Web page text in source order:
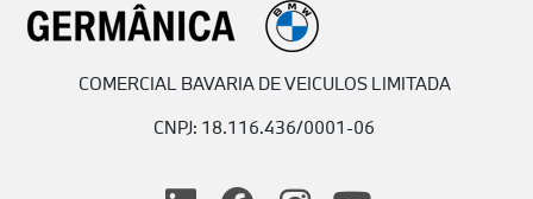
COMERCIAL BAVARIA DE VEICULOS LIMITADA
CNPJ: 18.116.436/0001-06